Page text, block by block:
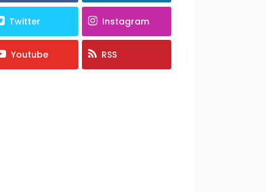
Twitter Instagram
Youtube RSS